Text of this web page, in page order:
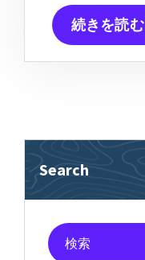
続きを読む
Search
検
索